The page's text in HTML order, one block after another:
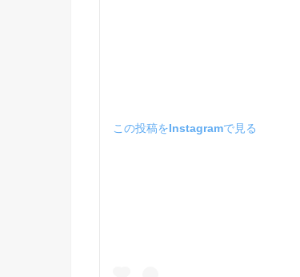
この投稿をInstagramで見る